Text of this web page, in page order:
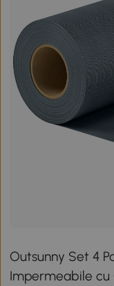
Outsunny Set 4
Impermeabile cu